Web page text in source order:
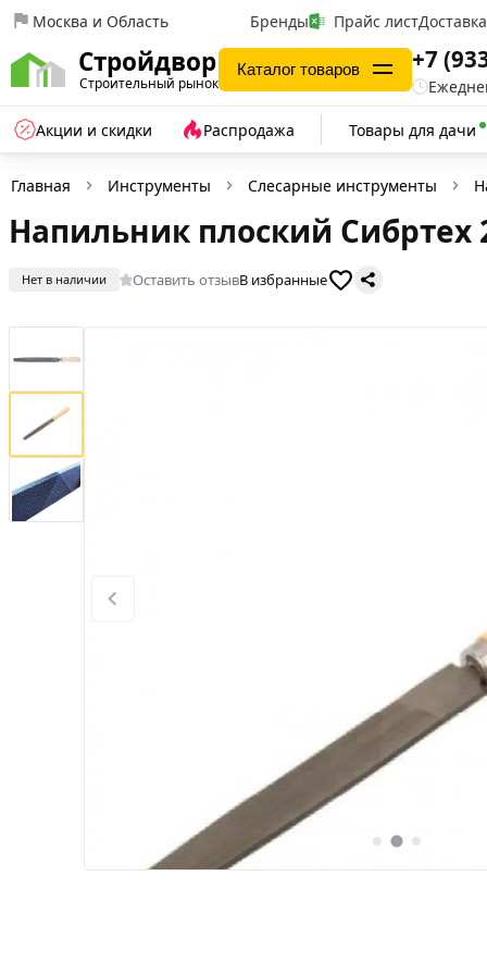
Москва и Область Бренды Прайс листДоставка
Стройдвор
Строительный рынок
Каталог товаров +7
Акции и скидки Распродажа Товары для дачи
Главная Инструменты Слесарные инструменты
Напильник плоский Сибртех
Нет в наличии Оставить отзывВ избранные